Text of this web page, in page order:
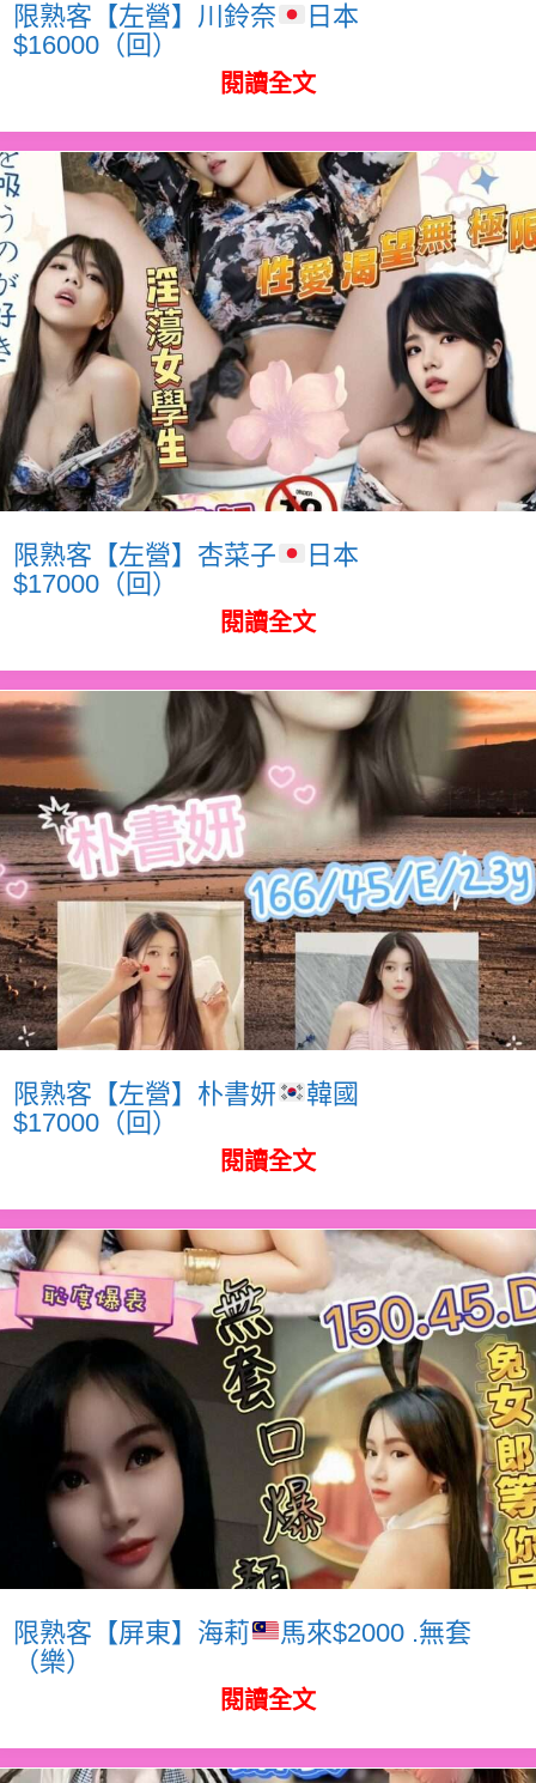
限熟客【左營】川鈴奈
日本
$16000（回）
閱讀全文
限熟客【左營】杏菜子
日本
$17000（回）
閱讀全文
限熟客【左營】朴書妍
韓國
$17000（回）
閱讀全文
限熟客【屏東】海莉
馬來$2000 .無套
（樂）
閱讀全文